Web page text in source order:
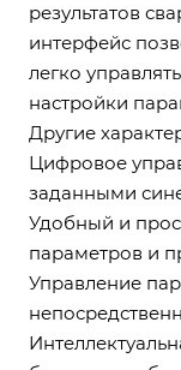
результатов
интерфейс
легко
настройки
Другие
Цифровое
заданными
Удобный и
параметров и
Управление